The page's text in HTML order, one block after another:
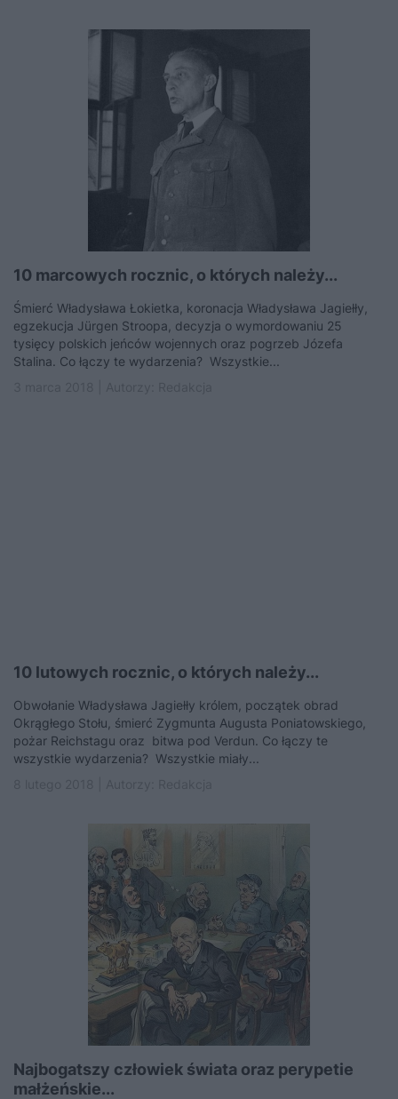
10 marcowych rocznic, o których należy...
Śmierć Władysława Łokietka, koronacja Władysława Jagiełły,
egzekucja Jürgen Stroopa, decyzja o wymordowaniu 25
tysięcy polskich jeńców wojennych oraz pogrzeb Józefa
Stalina. Co łączy te wydarzenia? Wszystkie...
10 lutowych rocznic, o których należy...
Obwołanie Władysława Jagiełły królem, początek obrad
Okrągłego Stołu, śmierć Zygmunta Augusta Poniatowskiego,
pożar Reichstagu oraz bitwa pod Verdun. Co łączy te
wszystkie wydarzenia? Wszystkie miały...
Najbogatszy człowiek świata oraz perypetie
małżeńskie...